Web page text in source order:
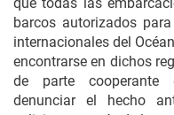
barcos autorizados
internacionales del
encontrarse en dichos
de parte cooperante
denunciar el hecho